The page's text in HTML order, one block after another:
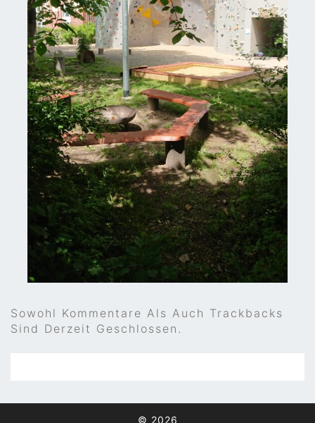
Sowohl Kommentare Als Auch Trackbacks
Sind Derzeit Geschlossen.
© 2026